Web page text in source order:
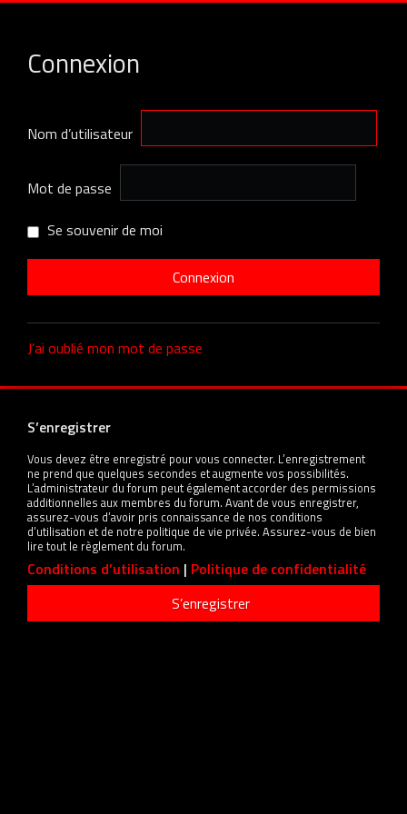
Connexion
Nom d’utilisateur
Mot de passe
Se souvenir de moi
J’ai oublié mon mot de passe
S’enregistrer
Vous devez être enregistré pour vous connecter. L’enregistrement
ne prend que quelques secondes et augmente vos possibilités.
L’administrateur du forum peut également accorder des permissions
additionnelles aux membres du forum. Avant de vous enregistrer,
assurez-vous d’avoir pris connaissance de nos conditions
d’utilisation et de notre politique de vie privée. Assurez-vous de bien
lire tout le règlement du forum.
Conditions d’utilisation | Politique de confidentialité
S’enregistrer